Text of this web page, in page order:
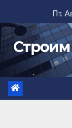
к
содержимому
Пт.